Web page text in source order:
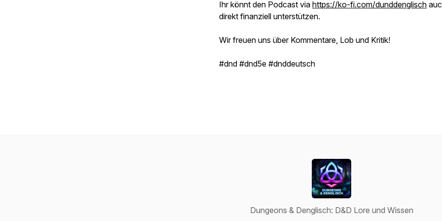
Ihr könnt den Podcast via https://ko-fi.com/dunddenglisch
direkt finanziell unterstützen.
Wir freuen uns über Kommentare, Lob und Kritik!
#dnd #dnd5e #dnddeutsch
Dungeons & Denglisch: D&D Lore und Wissen